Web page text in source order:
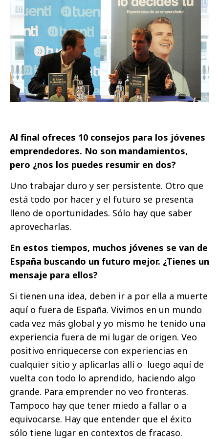
Al final ofreces 10 consejos para los jóvenes
emprendedores. No son mandamientos,
pero ¿nos los puedes resumir en dos?
Uno trabajar duro y ser persistente. Otro que
está todo por hacer y el futuro se presenta
lleno de oportunidades. Sólo hay que saber
aprovecharlas.
En estos tiempos, muchos jóvenes se van de
España buscando un futuro mejor. ¿Tienes un
mensaje para ellos?
Si tienen una idea, deben ir a por ella a muerte
aquí o fuera de España. Vivimos en un mundo
cada vez más global y yo mismo he tenido una
experiencia fuera de mi lugar de origen. Veo
positivo enriquecerse con experiencias en
cualquier sitio y aplicarlas allí o luego aquí de
vuelta con todo lo aprendido, haciendo algo
grande. Para emprender no veo fronteras.
Tampoco hay que tener miedo a fallar o a
equivocarse. Hay que entender que el éxito
sólo tiene lugar en contextos de fracaso.